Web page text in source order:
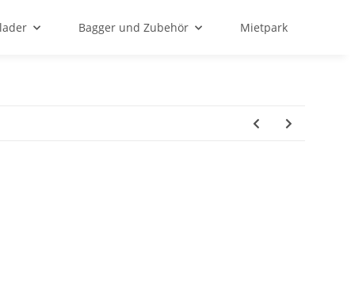
Bagger und Zubehör Mietpark